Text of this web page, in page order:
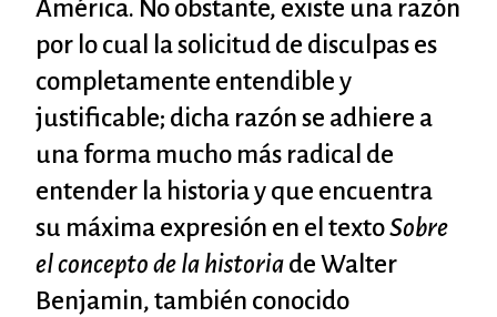
América. No obstante, existe una razón
por lo cual la solicitud de disculpas es
completamente entendible y
justificable; dicha razón se adhiere a
una forma mucho más radical de
entender la historia y que encuentra
su máxima expresión en el textoSobre
el concepto de la historia de Walter
Benjamin, también conocido